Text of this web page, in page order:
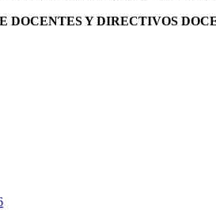
DOCENTES Y DIRECTIVOS